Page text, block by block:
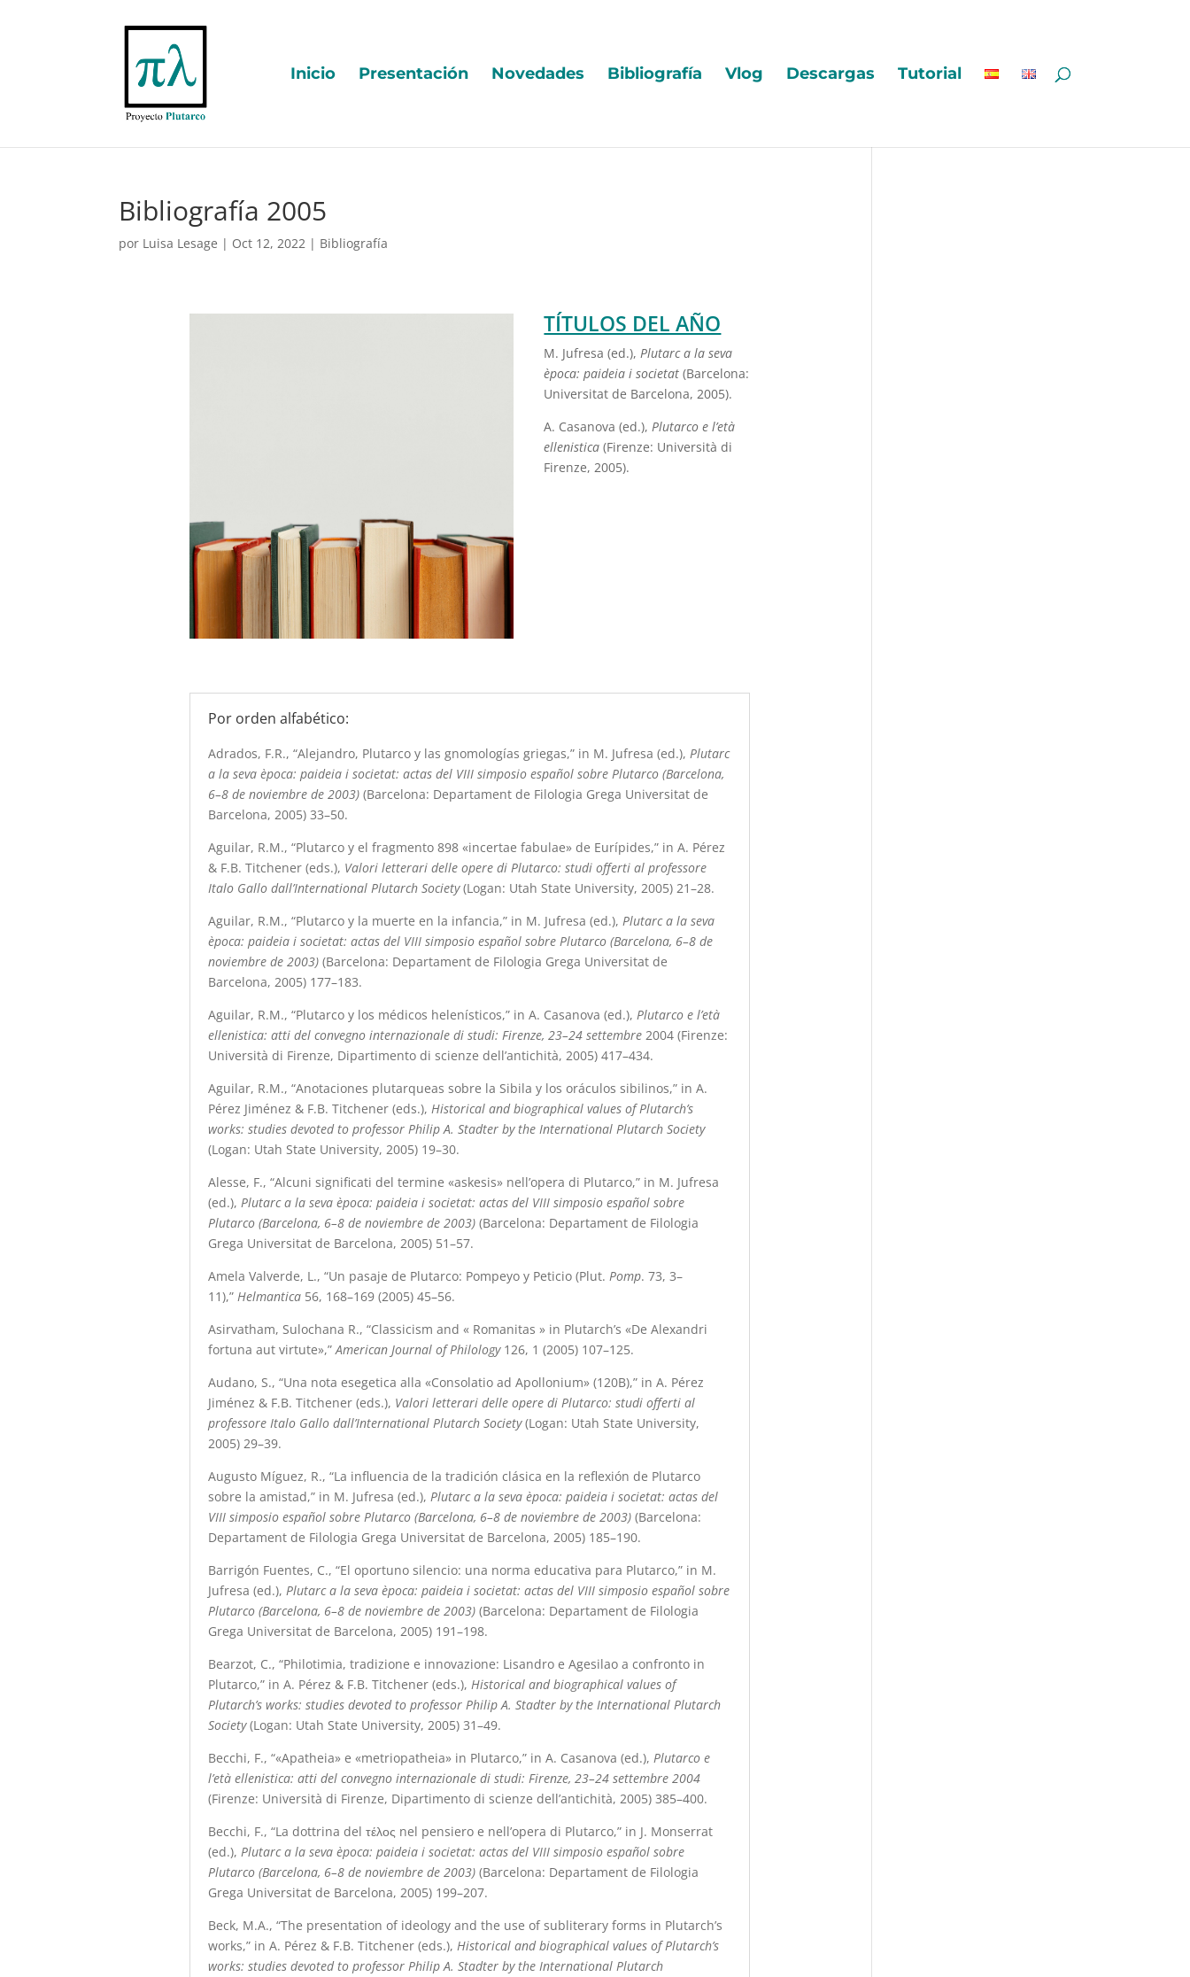
Inicio Presentación Novedades Bibliografía Vlog Descargas Tutorial
Bibliografía 2005
por Luisa Lesage | Oct 12, 2022 | Bibliografía
TÍTULOS DEL AÑO
M. Jufresa (ed.),Plutarc a la seva
època: paideia i societat(Barcelona:
Universitat de Barcelona, 2005).
A. Casanova (ed.),Plutarco e l’età
ellenistica(Firenze: Università di
Firenze, 2005).
Por orden alfabético:
Adrados, F.R., “Alejandro, Plutarco y las gnomologías griegas,” in M. Jufresa (ed.), Plutarc
a la seva època: paideia i societat: actas del VIII simposio español sobre Plutarco (Barcelona,
6–8 de noviembre de 2003)(Barcelona: Departament de Filologia Grega Universitat de
Barcelona, 2005) 33–50.
Aguilar, R.M., “Plutarco y el fragmento 898 «incertae fabulae» de Eurípides,” in A. Pérez
& F.B. Titchener (eds.), Valori letterari delle opere di Plutarco: studi offerti al professore
Italo Gallo dall’International Plutarch Society(Logan: Utah State University, 2005) 21–28.
Aguilar, R.M., “Plutarco y la muerte en la infancia,” in M. Jufresa (ed.), Plutarc a la seva
època: paideia i societat: actas del VIII simposio español sobre Plutarco (Barcelona, 6–8 de
noviembre de 2003)(Barcelona: Departament de Filologia Grega Universitat de
Barcelona, 2005) 177–183.
Aguilar, R.M., “Plutarco y los médicos helenísticos,” in A. Casanova (ed.), Plutarco e l’età
ellenistica: atti del convegno internazionale di studi: Firenze, 23–24 settembre 2004 (Firenze:
Università di Firenze, Dipartimento di scienze dell’antichità, 2005) 417–434.
Aguilar, R.M., “Anotaciones plutarqueas sobre la Sibila y los oráculos sibilinos,” in A.
Pérez Jiménez & F.B. Titchener (eds.), Historical and biographical values of Plutarch’s
works: studies devoted to professor Philip A. Stadter by the International Plutarch Society
(Logan: Utah State University, 2005) 19–30.
Alesse, F., “Alcuni significati del termine «askesis» nell’opera di Plutarco,” in M. Jufresa
(ed.), Plutarc a la seva època: paideia i societat: actas del VIII simposio español sobre
Plutarco (Barcelona, 6–8 de noviembre de 2003) (Barcelona: Departament de Filologia
Grega Universitat de Barcelona, 2005) 51–57.
Amela Valverde, L., “Un pasaje de Plutarco: Pompeyo y Peticio (Plut. Pomp. 73, 3–
11),” Helmantica56, 168–169 (2005) 45–56.
Asirvatham, Sulochana R., “Classicism and « Romanitas » in Plutarch’s «De Alexandri
fortuna aut virtute»,”American Journal of Philology126, 1 (2005) 107–125.
Audano, S., “Una nota esegetica alla «Consolatio ad Apollonium» (120B),” in A. Pérez
Jiménez & F.B. Titchener (eds.), Valori letterari delle opere di Plutarco: studi offerti al
professore Italo Gallo dall’International Plutarch Society(Logan: Utah State University,
2005) 29–39.
Augusto Míguez, R., “La influencia de la tradición clásica en la reflexión de Plutarco
sobre la amistad,” in M. Jufresa (ed.), Plutarc a la seva època: paideia i societat: actas del
VIII simposio español sobre Plutarco (Barcelona, 6–8 de noviembre de 2003)(Barcelona:
Departament de Filologia Grega Universitat de Barcelona, 2005) 185–190.
Barrigón Fuentes, C., “El oportuno silencio: una norma educativa para Plutarco,” in M.
Jufresa (ed.), Plutarc a la seva època: paideia i societat: actas del VIII simposio español sobre
Plutarco (Barcelona, 6–8 de noviembre de 2003)(Barcelona: Departament de Filologia
Grega Universitat de Barcelona, 2005) 191–198.
Bearzot, C., “Philotimia, tradizione e innovazione: Lisandro e Agesilao a confronto in
Plutarco,” in A. Pérez & F.B. Titchener (eds.), Historical and biographical values of
Plutarch’s works: studies devoted to professor Philip A. Stadter by the International Plutarch
Society(Logan: Utah State University, 2005) 31–49.
Becchi, F., “«Apatheia» e «metriopatheia» in Plutarco,” in A. Casanova (ed.), Plutarco e
l’età ellenistica: atti del convegno internazionale di studi: Firenze, 23–24 settembre 2004
(Firenze: Università di Firenze, Dipartimento di scienze dell’antichità, 2005) 385–400.
Becchi, F., “La dottrina del τέλος nel pensiero e nell’opera di Plutarco,” in J. Monserrat
(ed.), Plutarc a la seva època: paideia i societat: actas del VIII simposio español sobre
Plutarco (Barcelona, 6–8 de noviembre de 2003)(Barcelona: Departament de Filologia
Grega Universitat de Barcelona, 2005) 199–207.
Beck, M.A., “The presentation of ideology and the use of subliterary forms in Plutarch’s
works,” in A. Pérez & F.B. Titchener (eds.), Historical and biographical values of Plutarch’s
works: studies devoted to professor Philip A. Stadter by the International Plutarch